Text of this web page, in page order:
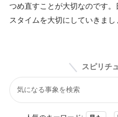
つめ直すことが大切なのです
スタイムを大切にしていきまし
スピリチ